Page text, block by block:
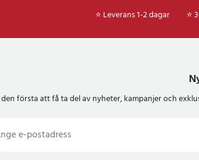
⭐ Leverans 1-2 dagar ⭐
den första att få ta del av nyheter, kampanjer och